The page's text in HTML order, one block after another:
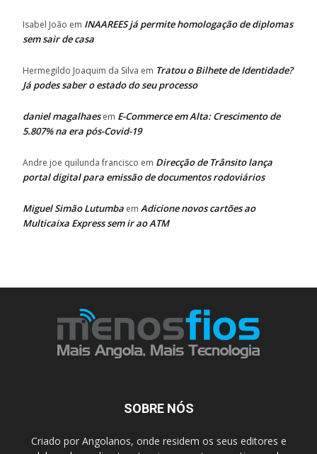
Isabel João em INAAREES já permite homologação de diplomas
sem sair de casa
Hermegildo Joaquim da Silva em Tratou o Bilhete de Identidade?
Já podes saber o estado do seu processo
daniel magalhaesem E-Commerce em Alta: Crescimento de
5.807% na era pós-Covid-19
Andre joe quilunda francisco em Direcção de Trânsito lança
portal digital para emissão de documentos rodoviários
Miguel Simão Lutumba em Adicione novos cartões ao
Multicaixa Express sem ir ao ATM
SOBRE NÓS
Criado por Angolanos, onde residem os seus editores e